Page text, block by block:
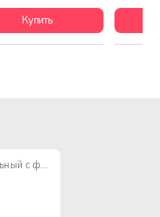
Купить
Генератор дизельный с функцией сварки TOTAL TP446001